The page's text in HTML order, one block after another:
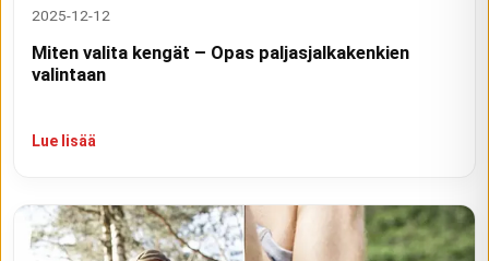
2025-12-12
Miten valita kengät – Opas paljasjalkakenkien
valintaan
Lue lisää